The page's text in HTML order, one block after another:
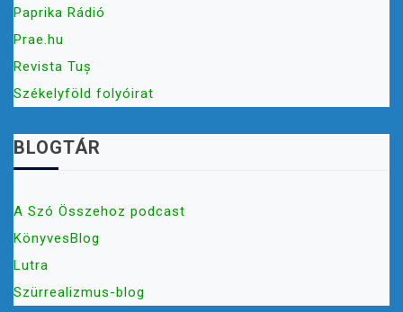
Paprika Rádió
Prae.hu
Revista Tuș
Székelyföld folyóirat
BLOGTÁR
A Szó Összehoz podcast
KönyvesBlog
Lutra
Szürrealizmus-blog